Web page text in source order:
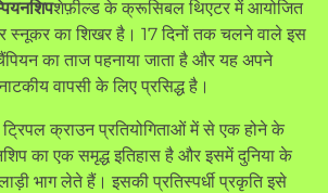
शेफ़ील्ड के क्रूसिबल थिएटर में आयोजित
स्नूकर का शिखर है। 17 दिनों तक चलने वाले इस
का ताज पहनाया जाता है और यह अपने
वापसी के लिए प्रसिद्ध है।
क्राउन प्रतियोगिताओं में से एक होने के
का एक समृद्ध इतिहास है और इसमें दुनिया के
भाग लेते हैं। इसकी प्रतिस्पर्धी प्रकृति इसे